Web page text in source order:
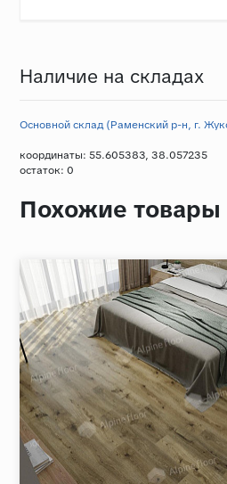
Наличие на складах
Основной склад (Раменский р-н, г.
координаты: 55.605383, 38.057235
остаток: 0
Похожие товары